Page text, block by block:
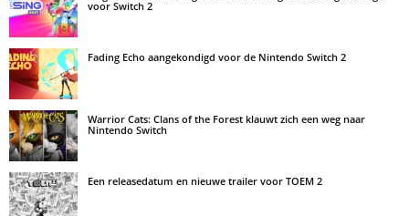
voor Switch 2
Fading Echo aangekondigd voor de Nintendo Switch 2
Warrior Cats: Clans of the Forest klauwt zich een weg naar
Nintendo Switch
Een releasedatum en nieuwe trailer voor TOEM 2